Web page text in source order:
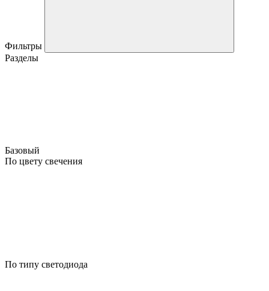
Фильтры
Разделы
Базовый
По цвету свечения
По типу светодиода